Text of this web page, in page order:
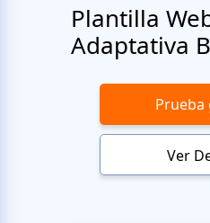
Plantilla
Adaptativa
Prueba
Ver